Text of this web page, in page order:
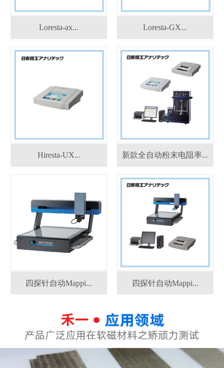
Loresta-ax... Loresta-GX...
Hiresta-UX... 新款全自动粉末电阻率...
四探针自动Mappi... 四探针自动Mappi...